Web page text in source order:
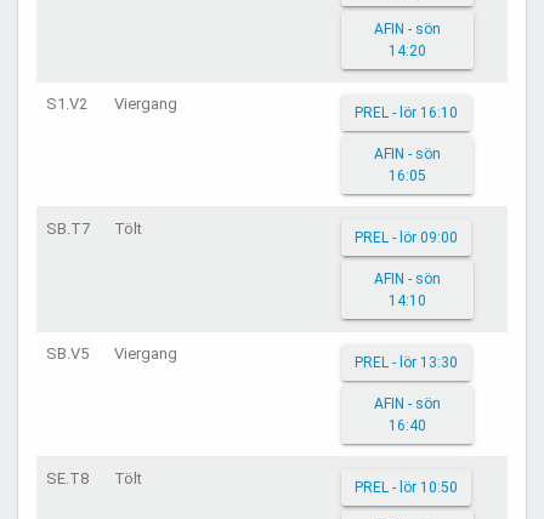
AFIN - sön
14:20
S1.V2 Viergang PREL - lör 16:10
AFIN - sön
16:05
SB.T7 Tölt PREL - lör 09:00
AFIN - sön
14:10
SB.V5 Viergang PREL - lör 13:30
AFIN - sön
16:40
SE.T8 Tölt PREL - lör 10:50